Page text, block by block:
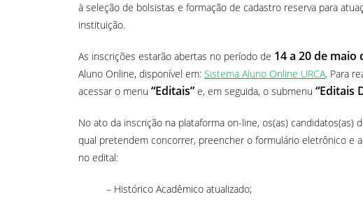
à seleção de bolsistas e formação de cadastro reserva para
instituição.
As inscrições estarão abertas no período de 14 a 20 de maio
Aluno Online, disponível em: Sistema Aluno Online URCA. Para
acessar o menu “Editais” e, em seguida, o submenu “Editais
No ato da inscrição na plataforma on-line, os(as) candidatos(as)
qual pretendem concorrer, preencher o formulário eletrônico e
no edital:
– Histórico Acadêmico atualizado;